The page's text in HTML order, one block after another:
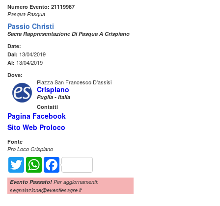
Numero Evento: 21119987
Pasqua Pasqua
Passio Christi
Sacra Rappresentazione Di Pasqua A Crispiano
Date:
Dal: 13/04/2019
Al: 13/04/2019
Dove:
Piazza San Francesco D'assisi
Crispiano
Puglia - Italia
Contatti
Pagina Facebook
Sito Web Proloco
Fonte
Pro Loco Crispiano
Twitter WhatsAppFacebook
Evento Passato! Per aggiornamenti:
segnalazione@eventiesagre.it